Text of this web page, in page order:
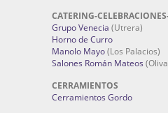
CATERING-
Grupo Venecia (Utrera)
Horno de Curro
Manolo Mayo(Los Palacios)
Salones Román Mateos
CERRAMIENTOS
Cerramientos Gordo